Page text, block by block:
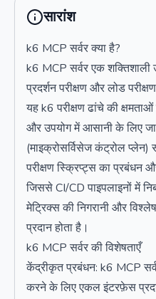
सारांश
k6 MCP सर्वर क्या है?
k6 MCP सर्वर एक
प्रदर्शन परीक्षण और लोड
यह k6 परीक्षण ढांचे की
और उपयोग में आसानी के लिए
(माइक्रोसर्विसेज कंट्रोल प्लेन)
परीक्षण स्क्रिप्ट्स का प्रबंधन
जिससे CI/CD पाइपलाइनों में
मेट्रिक्स की निगरानी और
प्रदान होता है।
k6 MCP सर्वर की विशेषताएँ
केंद्रीकृत प्रबंधन: k6 MCP
करने के लिए एकल इंटरफ़ेस